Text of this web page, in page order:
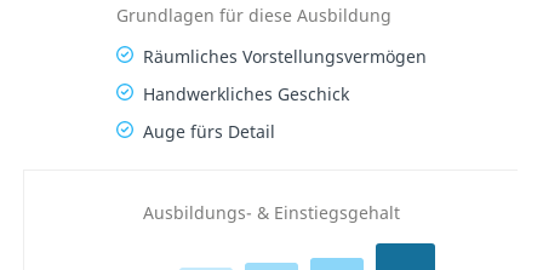
Grundlagen für diese Ausbildung
Räumliches Vorstellungsvermögen
Handwerkliches Geschick
Auge fürs Detail
Ausbildungs- & Einstiegsgehalt